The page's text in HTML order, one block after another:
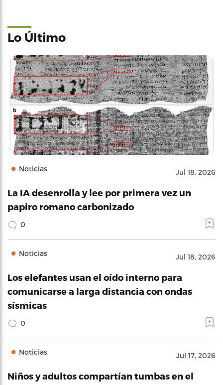
Lo Último
Noticias Jul 18, 2026
La IA desenrolla y lee por primera vez un
papiro romano carbonizado
0
Noticias Jul 18, 2026
Los elefantes usan el oído interno para
comunicarse a larga distancia con ondas
sísmicas
0
Noticias Jul 17, 2026
Niños y adultos compartían tumbas en el